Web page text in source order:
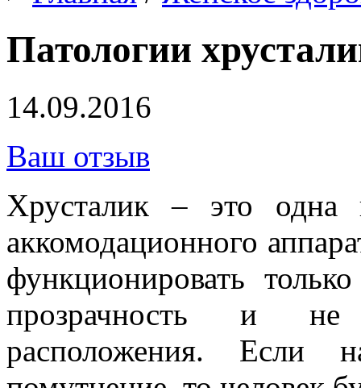
Патологии
14.09.2016
Ваш отзыв
Хрусталик – это одна
аккомодационного
функционировать
прозрачность и не
расположения. Если